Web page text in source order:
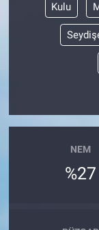
Kulu
NEM
%27